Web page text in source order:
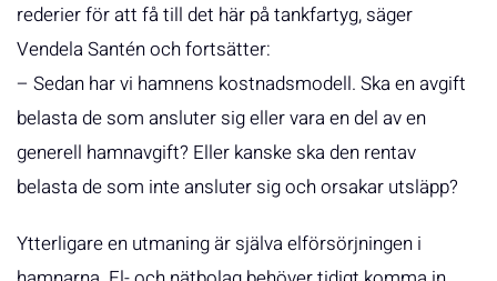
rederier för att få till det här på tankfartyg, säger
Vendela Santén och fortsätter:
– Sedan har vi hamnens kostnadsmodell. Ska en avgift
belasta de som ansluter sig eller vara en del av en
generell hamnavgift? Eller kanske ska den rentav
belasta de som inte ansluter sig och orsakar utsläpp?
Ytterligare en utmaning är själva elförsörjningen i